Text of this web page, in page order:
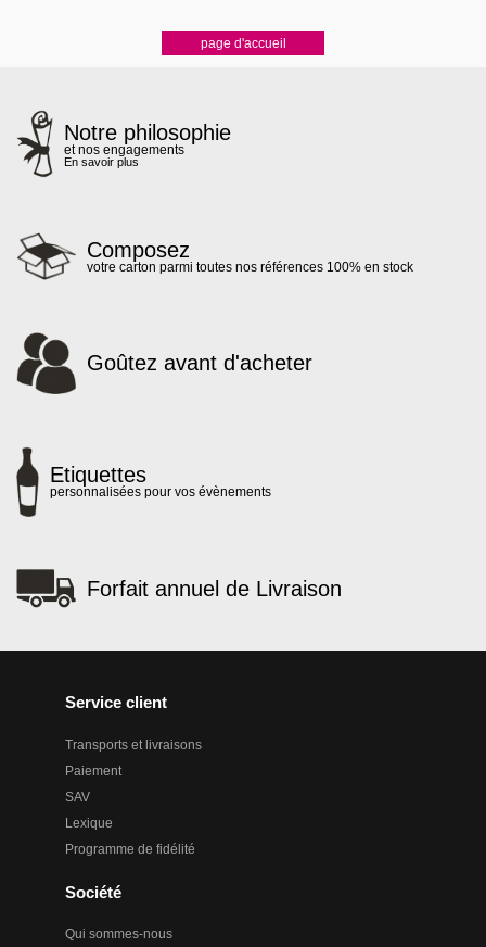
Notre philosophie
et nos engagements
En savoir plus
Composez
votre carton parmi toutes nos références 100% en stock
Goûtez avant d'acheter
Etiquettes
personnalisées pour vos évènements
Forfait annuel de Livraison
Service client
Transports et livraisons
Paiement
SAV
Lexique
Programme de fidélité
Société
Qui sommes-nous